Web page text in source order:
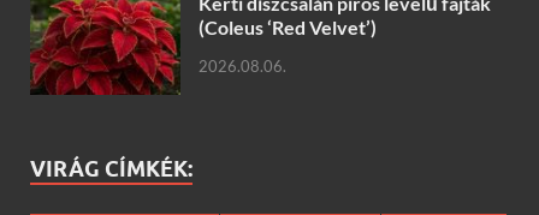
(Coleus ‘Red Velvet’)
2026.08.06.
VIRÁG CÍMKÉK: